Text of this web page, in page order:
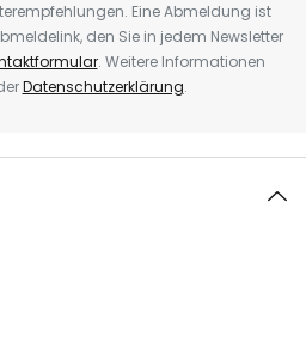
Eine Abmeldung ist
den Sie in jedem Newsletter
. Weitere Informationen
Datenschutzerklärung.